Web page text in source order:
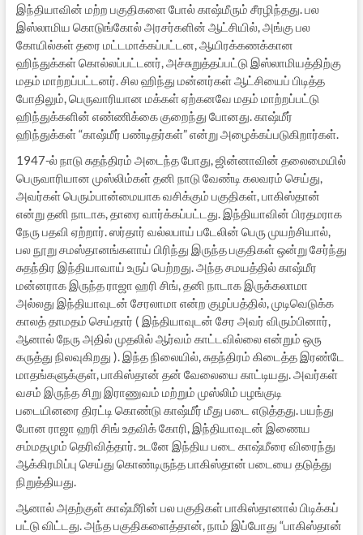
இந்தியாவின் மற்ற பகுதிகளை போல் காஷ்மீரும் சீரழிந்தது. பல
இஸ்லாமிய கொடுங்கோல் அரசர்களின் ஆட்சியில், அங்கு பல
கோயில்கள் தரை மட்டமாக்கப்பட்டன, ஆயிரக்கணக்கான
ஹிந்துக்கள் கொல்லப்பட்டனர், அச்சுறுத்தப்பட்டு இஸ்லாமியத்திற்கு
மதம் மாற்றப்பட்டனர். சில ஹிந்து மன்னர்கள் ஆட்சியைப் பிடித்த
போதிலும், பெருவாரியான மக்கள் ஏற்கனவே மதம் மாற்றப்பட்டு
ஹிந்துக்களின் எண்ணிக்கை குறைந்து போனது. காஷ்மீர்
ஹிந்துக்கள் “காஷ்மீர் பண்டிதர்கள்” என்று அழைக்கப்படுகிறார்கள்.
1947-ல் நாடு சுதந்திரம் அடைந்த போது, ஜின்னாவின் தலைமையில்
பெருவாரியான முஸ்லிம்கள் தனி நாடு வேண்டி கலவரம் செய்து,
அவர்கள் பெரும்பான்மையாக வசிக்கும் பகுதிகள், பாகிஸ்தான்
என்று தனி நாடாக, தாரை வார்க்கப்பட்டது. இந்தியாவின் பிரதமராக
நேரு பதவி ஏற்றார். ஸர்தார் வல்லபாய் படேலின் பெரு முயற்சியால்,
பல நூறு சமஸ்தானங்களாய் பிரிந்து இருந்த பகுதிகள் ஒன்று சேர்ந்து
சுதந்திர இந்தியாவாய் உருப் பெற்றது. அந்த சமயத்தில் காஷ்மீர
மன்னராக இருந்த ராஜா ஹரி சிங், தனி நாடாக இருக்கலாமா
அல்லது இந்தியாவுடன் சேரலாமா என்ற குழப்பத்தில், முடிவெடுக்க
காலத் தாமதம் செய்தார் ( இந்தியாவுடன் சேர அவர் விரும்பினார்,
ஆனால் நேரு அதில் முதலில் ஆர்வம் காட்டவில்லை என்றும் ஒரு
கருத்து நிலவுகிறது ). இந்த நிலையில், சுதந்திரம் கிடைத்த இரண்டே
மாதங்களுக்குள், பாகிஸ்தான் தன் வேலையை காட்டியது. அவர்கள்
வசம் இருந்த சிறு இராணுவம் மற்றும் முஸ்லிம் பழங்குடி
படையினரை திரட்டி கொண்டு காஷ்மீர் மீது படை எடுத்தது. பயந்து
போன ராஜா ஹரி சிங் உதவிக் கோரி, இந்தியாவுடன் இணைய
சம்மதமும் தெரிவித்தார். உடனே இந்திய படை காஷ்மீரை விரைந்து
ஆக்கிரமிப்பு செய்து கொண்டிருந்த பாகிஸ்தான் படையை தடுத்து
நிறுத்தியது.
ஆனால் அதற்குள் காஷ்மீரின் பல பகுதிகள் பாகிஸ்தானால் பிடிக்கப்
பட்டு விட்டது. அந்த பகுதிகளைத்தான், நாம் இப்போது “பாகிஸ்தான்